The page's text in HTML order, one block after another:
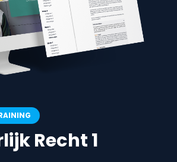
Recht 1